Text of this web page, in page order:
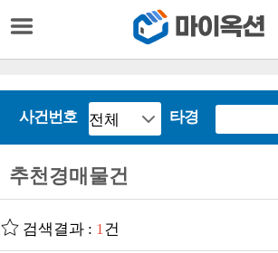
사건번호 타경
추천경매물건
검색결과 : 1건